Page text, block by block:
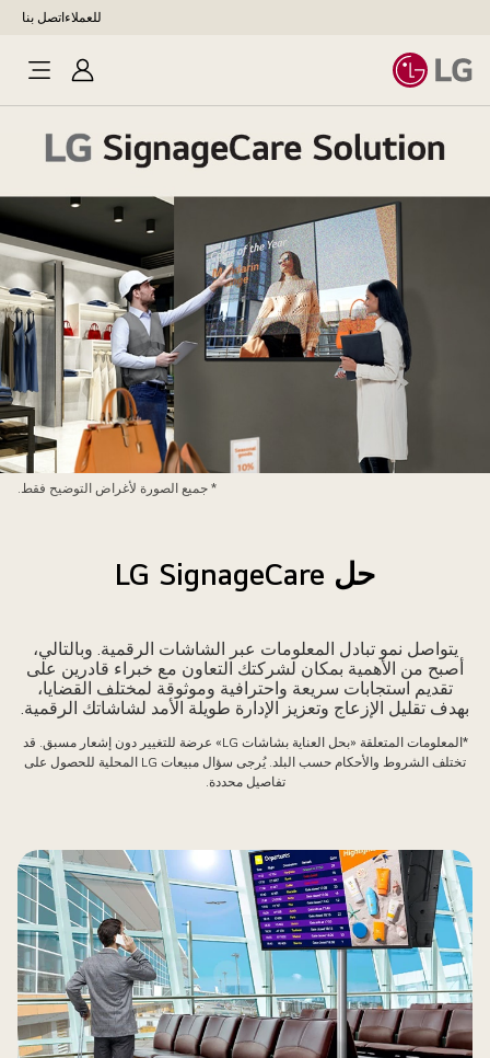
للعملاء اتصل بنا
تسجيل
الدخول
* جميع الصورة لأغراض التوضيح فقط.
حل LG SignageCare
يتواصل نمو تبادل المعلومات عبر الشاشات الرقمية. وبالتالي،
أصبح من الأهمية بمكان لشركتك التعاون مع خبراء قادرين على
تقديم استجابات سريعة واحترافية وموثوقة لمختلف القضايا،
بهدف تقليل الإزعاج وتعزيز الإدارة طويلة الأمد لشاشاتك الرقمية.
*المعلومات المتعلقة «بحل العناية بشاشات LG» عرضة للتغيير دون إشعار مسبق. قد
تختلف الشروط والأحكام حسب البلد. يُرجى سؤال مبيعات LG المحلية للحصول على
تفاصيل محددة.